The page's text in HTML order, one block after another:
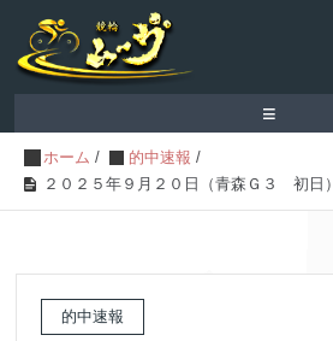
≡
ホーム / 的中速報 /
２０２５年９月２０日（青森Ｇ３ 初日）
的中速報